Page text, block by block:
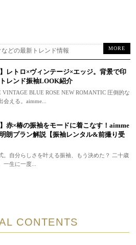
どの最新トレンド情報 MORE
】レトロ×ヴィンテージ×エッジ。背景で印
レンド振袖LOOK紹介
VINTAGE BLUE ROSE NEW ROMANTIC 圧倒的な
会える。aimme...
】赤×椿の振袖をモードに着こなす！aimme
朗プラン解説【振袖レンタル&前撮り受
。自分らしさを叶える振袖、もう決めた？ 二十歳
一生に一度...
CONTENTS